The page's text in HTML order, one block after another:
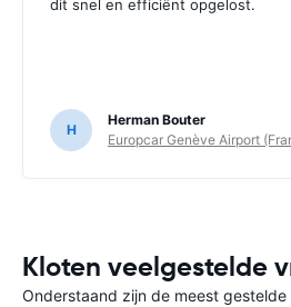
dit snel en efficiënt opgelost.
H
Herman Bouter
Europcar Genève Airport
Kloten veelgestelde
Onderstaand zijn de meest